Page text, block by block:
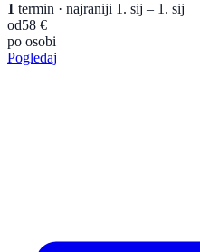
1 termin · najraniji 1. sij – 1. sij
od58 €
po osobi
Pogledaj